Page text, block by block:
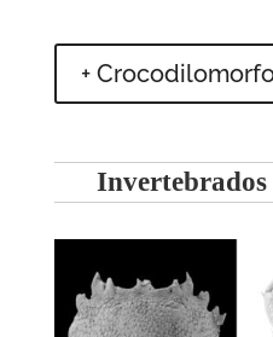
+
Invertebrados